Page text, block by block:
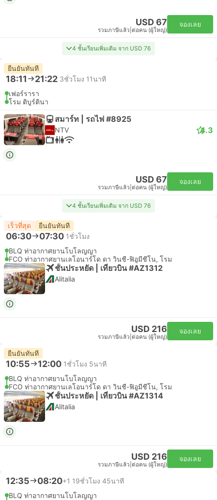
USD 67
รวมภาษีแล้ว ต่อคน (ผู้ใหญ่)
จองเลย
4 ชั้นเรียนเพิ่มเติม จาก USD 76
ยืนยันทันที
18:11 21:22 3ชั่วโมง 11นาที
เฟอร์รารา
โรม ติบูร์ตินา
สมาร์ท | รถไฟ #8925
NTV 4.3
USD 67
รวมภาษีแล้ว ต่อคน (ผู้ใหญ่)
จองเลย
4 ชั้นเรียนเพิ่มเติม จาก USD 76
เร็วที่สุด ยืนยันทันที
06:30 07:30 1ชั่วโมง
BLQ ท่าอากาศยานโบโลญญา
FCO ท่าอากาศยานเลโอนาร์โด ดา วินชี-ฟิอูมีชีโน, โรม
ชั้นประหยัด | เที่ยวบิน #AZ1312
Alitalia
USD 216
รวมภาษีแล้ว ต่อคน (ผู้ใหญ่)
จองเลย
ยืนยันทันที
10:55 12:00 1ชั่วโมง 5นาที
BLQ ท่าอากาศยานโบโลญญา
FCO ท่าอากาศยานเลโอนาร์โด ดา วินชี-ฟิอูมีชีโน, โรม
ชั้นประหยัด | เที่ยวบิน #AZ1314
Alitalia
USD 216
รวมภาษีแล้ว ต่อคน (ผู้ใหญ่)
จองเลย
12:35 08:20+1 19ชั่วโมง 45นาที
BLQ ท่าอากาศยานโบโลญญา